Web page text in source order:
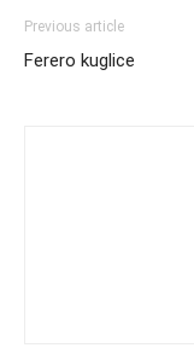
Previous article
Ferero kuglice